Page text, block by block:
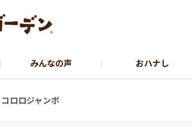
みんなの声 おハナし
コロロジャンボ